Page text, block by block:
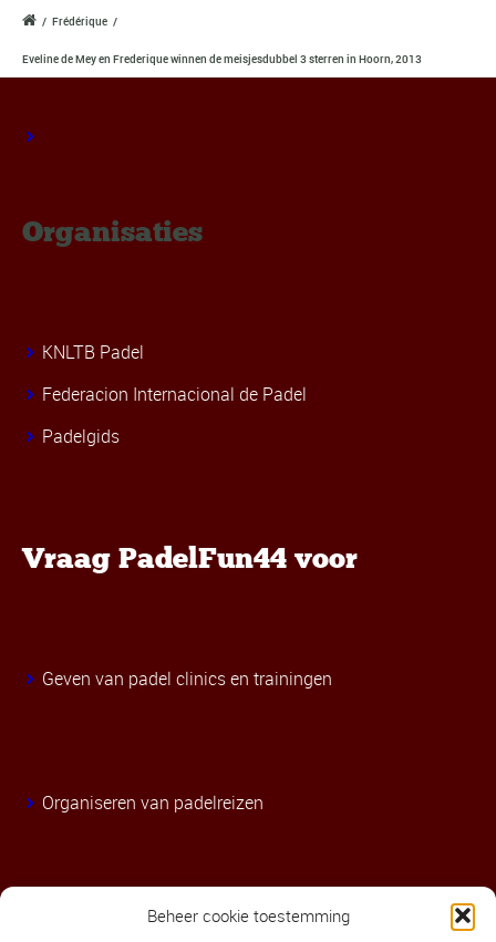
Beheer cookie toestemming
/ Frédérique /
Eveline de Mey en Frederique winnen de meisjesdubbel 3 sterren in Hoorn, 2013
Organisaties
KNLTB Padel
Federacion Internacional de Padel
Padelgids
Vraag PadelFun44 voor
Geven van padel clinics en trainingen
Organiseren van padelreizen
Contact informatie